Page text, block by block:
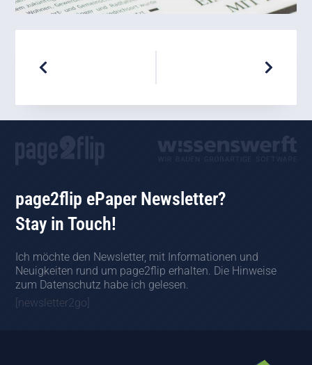
page2flip ePaper Newsletter?
Stay in Touch!
Ich möchte den Newsletter, mit Informationen und
Neuigkeiten rund um page2flip erhalten. Die Hinweise
zum Datenschutz habe ich gelesen.
[newsletter2go]